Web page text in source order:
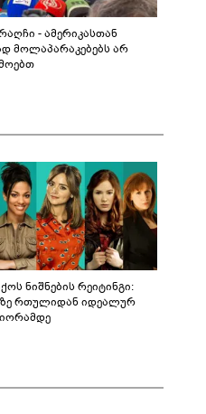
სოფრომაძის მეუღლე, თეა
ომზე - ამერიკასთან
მოლაპარაკებებს არ
ნიშნების რეიტინგი:
რთულიდან იდეალურ